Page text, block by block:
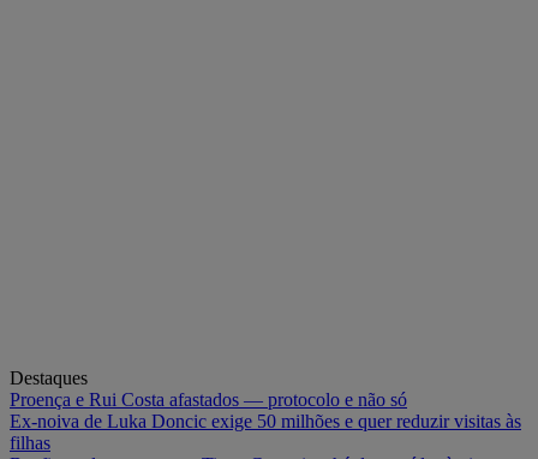
Destaques
Proença e Rui Costa afastados — protocolo e não só
Ex-noiva de Luka Doncic exige 50 milhões e quer reduzir visitas às
filhas